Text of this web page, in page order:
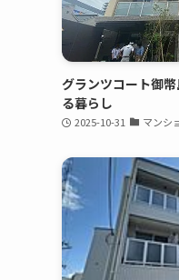
グランツコート御
る暮らし
2025-10-31 マンシ